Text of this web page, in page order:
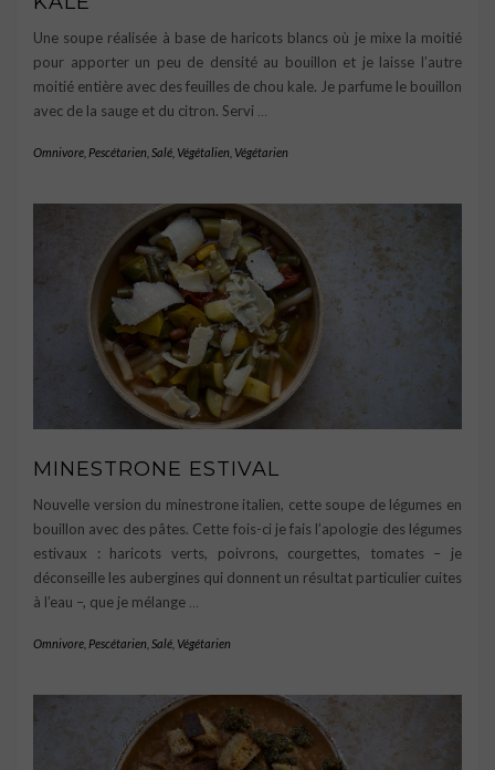
Une soupe réalisée à base de haricots blancs où je mixe la moitié
pour apporter un peu de densité au bouillon et je laisse l’autre
moitié entière avec des feuilles de chou kale. Je parfume le bouillon
avec de la sauge et du citron. Servi …
Omnivore Pescétarien Salé Végétalien Végétarien
MINESTRONE ESTIVAL
Nouvelle version du minestrone italien, cette soupe de légumes en
bouillon avec des pâtes. Cette fois-ci je fais l’apologie des légumes
estivaux : haricots verts, poivrons, courgettes, tomates – je
déconseille les aubergines qui donnent un résultat particulier cuites
à l’eau –, que je mélange …
Omnivore Pescétarien Salé Végétarien